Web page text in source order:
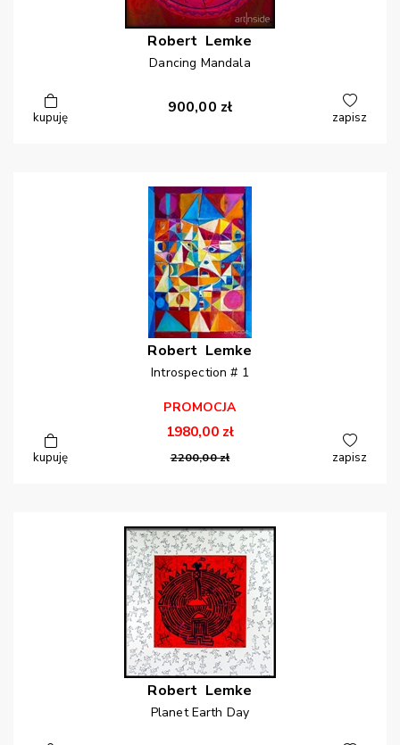
Robert Lemke
Dancing Mandala
kupuję
900,00 zł
zapisz
Robert Lemke
Introspection # 1
kupuję
PROMOCJA
1980,00 zł
2200,00zł zapisz
Robert Lemke
Planet Earth Day